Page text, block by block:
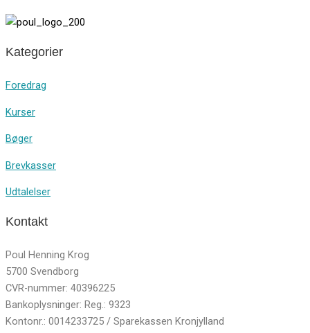
Kategorier
Foredrag
Kurser
Bøger
Brevkasser
Udtalelser
Kontakt
Poul Henning Krog
5700 Svendborg
CVR-nummer: 40396225
Bankoplysninger: Reg.: 9323
Kontonr.: 0014233725 / Sparekassen Kronjylland